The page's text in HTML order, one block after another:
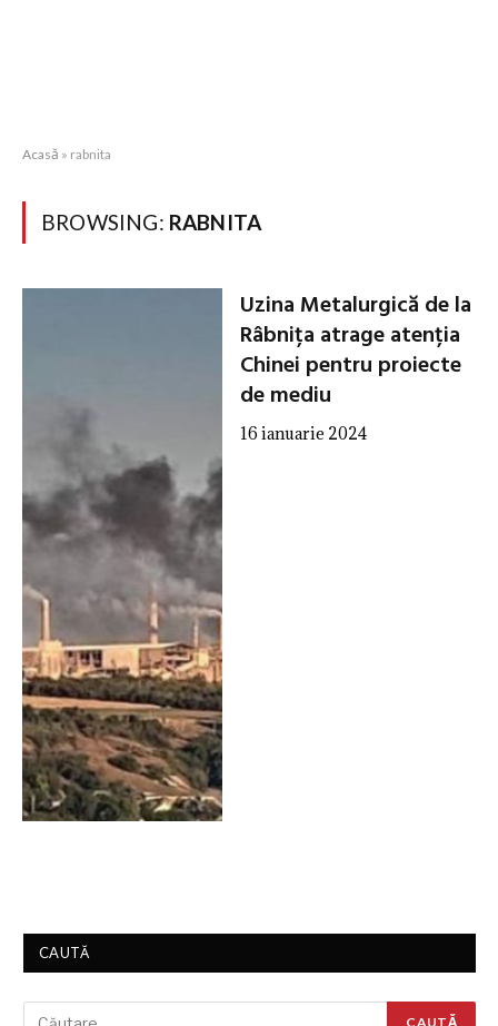
Acasă » rabnita
BROWSING: RABNITA
Uzina Metalurgică de la
Râbnița atrage atenția
Chinei pentru proiecte
de mediu
16 ianuarie 2024
CAUTĂ